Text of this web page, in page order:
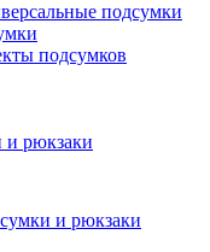
подсумки
подсумков
и рюкзаки
и рюкзаки